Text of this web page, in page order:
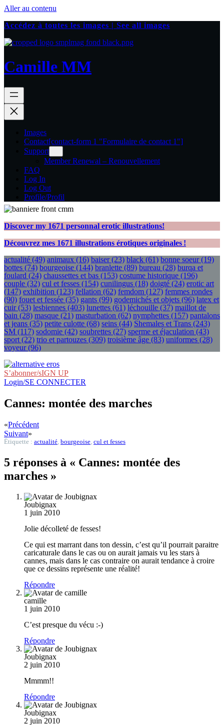
Aller au contenu
Accédez à toutes les images | See all images
Camille MM
Images
Contact[contact-form 1 "Formulaire de contact 1"]
Support
Member Renewal – Renouvellement
FAQ
Log In
Log Out
Profile/Profil
Discover my 1671 personnal erotic illustrations!
Découvrez mes 1671 illustrations érotiques originales !
actualité (49) animaux (16) baiser(23) black (61) bonne soeur(19)
bottes (74) bourgeoise (144) branlette (89) bureau (28) burqa et
foulard (24) chaussettes et bas (153) costume historique (196)
couple (32) cul et fesses (154) cunilingus (18) doigté (24) erotic art
(147) exhibition (123) fellation (62) femdom (127) femmes rondes
(90) fouet et fessée (35) gants (99) godemichés et objets (96) latex et
cuir(53) lesbiennes (403) lunettes (61) léchouille (37) maillot de
bain (28) masque (21) masturbation (62) nymphettes (157) pantalons
et jeans (35) petite culotte (68) seins (44) Shemales et Trans (243)
SM (117) sodomie (42) soubrettes (27) sperme et éjaculation (43)
sport (22) trio et partouzes (309) troisième âge (83) uniformes (28)
voyeur(96)
S’abonner/sIGN UP
Login/SE CONNECTER
Cannes: montée des marches
«Précédent
Suivant»
Étiquette : actualité bourgeoise cul et fesses
5 réponses à « Cannes: montée des
marches »
Joubignax
1 juin 2010
Jolie décolleté de fesses!
Ce qui est marrant dans ton dessin, c’est qu’il pourrait paraitre
caricaturale dans le cas ou on aurait jamais vu les stars à
cannes, mais dans le cas contraire on aurait tendance à croire
que ce dessins représente une réalité!
Répondre
camille
1 juin 2010
C’est presque du vécu :-)
Répondre
Joubignax
2 juin 2010
Mmmm!!
Répondre
Joubignax
2 juin 2010